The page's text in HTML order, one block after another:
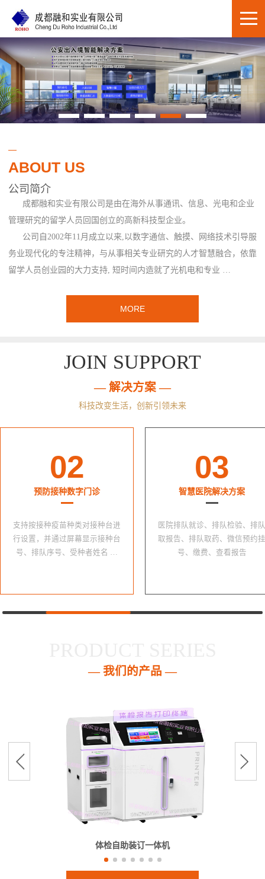
ABOUT US
公司简介
成都融和实业有限公司是由在海外从事通讯、信息、光电和企业
管理研究的留学人员回国创立的高新科技型企业。
公司自2002年11月成立以来,以数字通信、触摸、网络技术引导服
务业现代化的专注精神，与从事相关专业研究的人才智慧融合，依靠
留学人员创业园的大力支持, 短时间内造就了光机电和专业 …
MORE
JOIN SUPPORT
— 解决方案 —
科技改变生活，创新引领未来
02
预防接种数字门诊
支持按接种疫苗种类对接种台进
行设置，并通过屏幕显示接种台
号、排队序号、受种者姓名 …
03
智慧医院解决方案
医院排队就诊、排队检验、排队
取报告、排队取药、微信预约挂
号、缴费、查看报告
— 我们的产品 —
体检自助装订一体机